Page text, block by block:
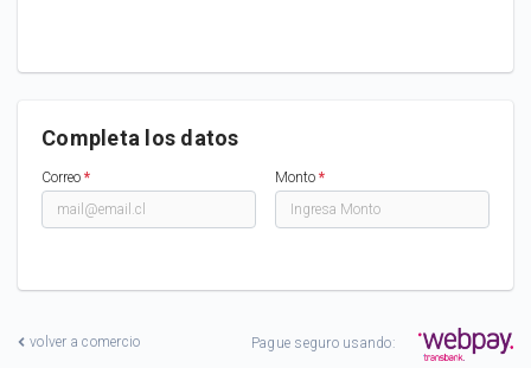
Completa los datos
Correo * Monto *
volver a comercio Pague seguro usando: